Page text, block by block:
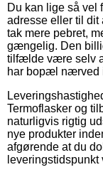
Du kan lige så vel
adresse eller til dit
tak mere pebret,
gængelig. Den
tilfælde være selv
har bopæl nærved
Termoflasker og
naturligvis rigtig
nye produkter
afgørende at du